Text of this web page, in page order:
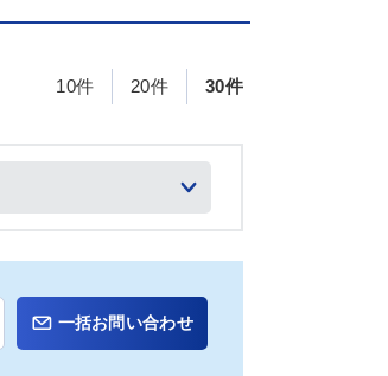
10件 20件 30件
一括お問い合わせ